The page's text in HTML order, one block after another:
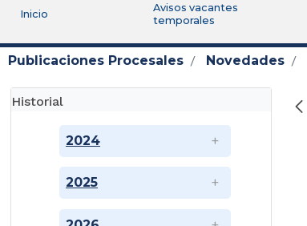
Inicio
Avisos vacantes
temporales
Publicaciones Procesales Novedades
Historial
2024
2025